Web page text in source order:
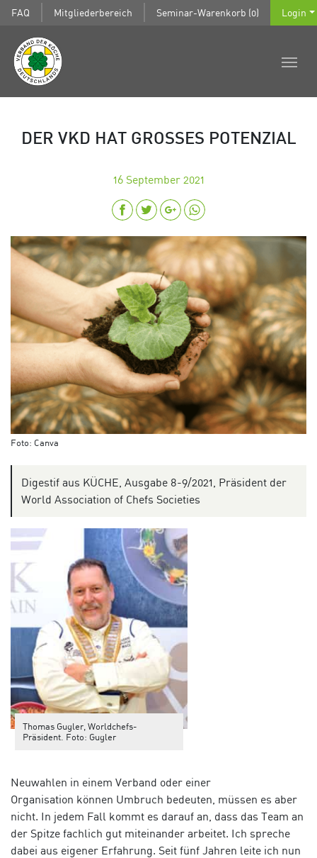
FAQ Mitgliederbereich Seminar-Warenkorb (0) Login
DER VKD HAT GROSSES POTENZIAL
16 September 2021
Foto: Canva
Digestif aus KÜCHE, Ausgabe 8-9/2021, Präsident der
World Association of Chefs Societies
Thomas Gugler, Worldchefs-
Präsident. Foto: Gugler
Neuwahlen in einem Verband oder einer
Organisation können Umbruch bedeuten , müssen es aber
nicht. In jedem Fall kommt es darauf an, dass das Team an
der Spitze fachlich gut miteinander arbeitet. Ich spreche
dabei aus eigener Erfahrung. Seit fünf Jahren leite ich nun